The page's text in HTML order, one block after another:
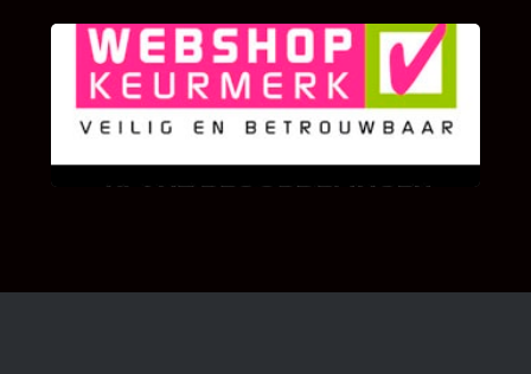
KLANT BEOORDELINGEN
We zijn er zeer op gesteld om te weten wat u
als klant van ons en onze diensten vindt.